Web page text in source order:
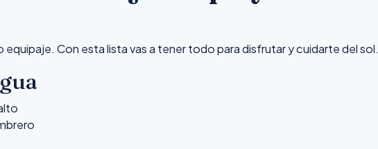
equipaje. Con esta lista vas a tener todo para disfrutar y cuidarte del sol.